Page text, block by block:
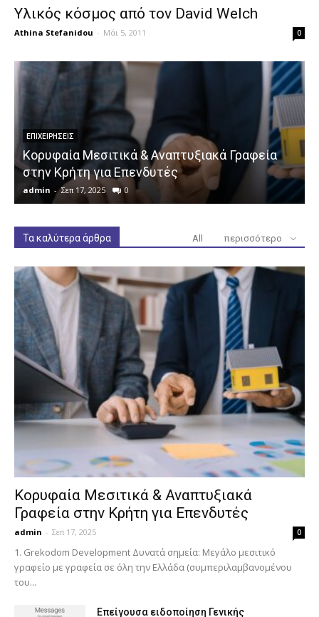
Υλικός κόσμος από τον David Welch
Athina Stefanidou - Μάι 5, 2011 0
ΕΠΙΧΕΙΡΉΣΕΙΣ
Κορυφαία Μεσιτικά & Αναπτυξιακά Γραφεία
στην Κρήτη για Επενδυτές
admin - Σεπ 17, 2025 0
Τα καλύτερα άρθρα All περισσότερο
Κορυφαία Μεσιτικά & Αναπτυξιακά
Γραφεία στην Κρήτη για Επενδυτές
admin - Σεπ 17, 2025 0
1. Grekodom Development Δυνατά σημεία: Μεγάλο μεσιτικό
γραφείο με γραφεία σε όλη την Ελλάδα (συμπεριλαμβανομένου
του...
Επείγουσα ειδοποίηση Γενικής